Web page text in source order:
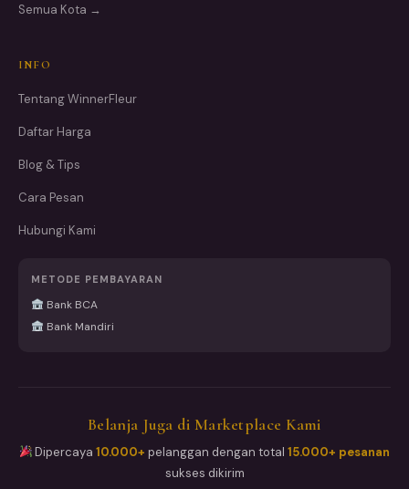
Semua Kota →
INFO
Tentang WinnerFleur
Daftar Harga
Blog & Tips
Cara Pesan
Hubungi Kami
METODE PEMBAYARAN
Bank BCA
Bank Mandiri
Belanja Juga di Marketplace Kami
Dipercaya10.000+ pelanggan dengan total15.000+ pesanan
sukses dikirim